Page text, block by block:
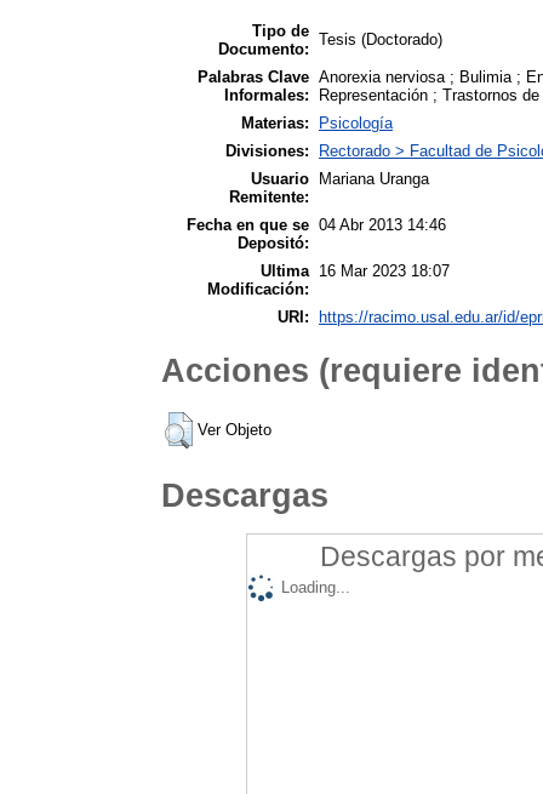
Tipo de
Documento:
Tesis (Doctorado)
Palabras Clave
Informales:
Anorexia nerviosa ; Bulimia ;
Representación ; Trastornos
Materias:
Psicología
Divisiones:
Rectorado > Facultad de
Usuario
Remitente:
Mariana Uranga
Fecha en que se
Depositó:
04 Abr 2013 14:46
Ultima
Modificación:
16 Mar 2023 18:07
URI: https://racimo.usal.edu.ar/id/
Acciones (requiere
Ver Objeto
Descargas
Descargas por
Loading...